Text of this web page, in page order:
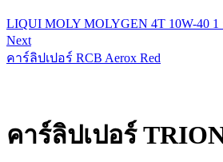
LIQUI MOLY MOLYGEN 4T 10W-40 1
Next
คาร์ลิปเปอร์ RCB Aerox Red
คาร์ลิปเปอร์